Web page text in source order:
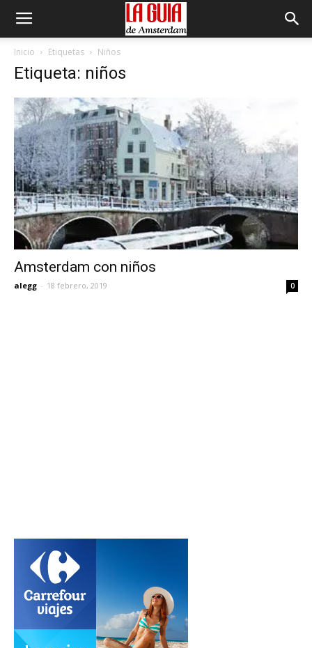
Inicio Etiquetas Niños
Etiqueta: niños
Amsterdam con niños
alegg - 18 febrero, 2019 0